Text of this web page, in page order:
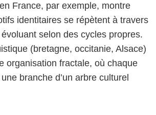
France, par exemple, montre
identitaires se répètent à travers
évoluant selon des cycles propres.
(bretagne, occitanie, Alsace)
organisation fractale, où chaque
branche d’un arbre culturel